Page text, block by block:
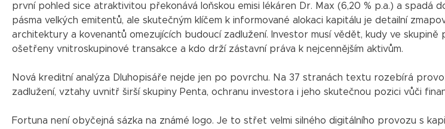
první pohled sice atraktivitou překonává loňskou emisi lékáren Dr. Max (6,20 % p.a.) a spadá
pásma velkých emitentů, ale skutečným klíčem k informované alokaci kapitálu je detailní
architektury a kovenantů omezujících budoucí zadlužení. Investor musí vědět, kudy ve skupině
ošetřeny vnitroskupinové transakce a kdo drží zástavní práva k nejcennějším aktivům.
Nová kreditní analýza Dluhopisáře nejde jen po povrchu. Na 37 stranách textu rozebírá
zadlužení, vztahy uvnitř širší skupiny Penta, ochranu investora i jeho skutečnou pozici vůči
Fortuna není obyčejná sázka na známé logo. Je to střet velmi silného digitálního provozu s